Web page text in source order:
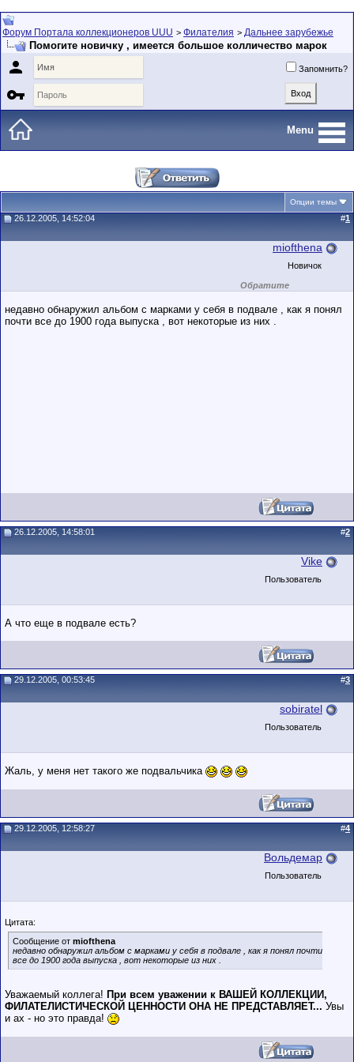
Форум Портала коллекционеров UUU > Филателия > Дальнее зарубежье
Помогите новичку , имеется большое колличество марок
 Запомнить?

Menu
Опции темы
26.12.2005, 14:52:04 #1
miofthena
Новичок
Обратите
внимание на
пользователя на
этом форуме.
недавно обнаружил альбом с марками у себя в подвале , как я понял
почти все до 1900 года выпуска , вот некоторые из них .
26.12.2005, 14:58:01 #2
Vike
Пользователь
А что еще в подвале есть?
29.12.2005, 00:53:45 #3
sobiratel
Пользователь
Жаль, у меня нет такого же подвальчика
29.12.2005, 12:58:27 #4
Вольдемар
Пользователь
Цитата:
Сообщение от miofthena
недавно обнаружил альбом с марками у себя в подвале , как я понял почти
все до 1900 года выпуска , вот некоторые из них .
Уважаемый коллега! При всем уважении к ВАШЕЙ КОЛЛЕКЦИИ,
ФИЛАТЕЛИСТИЧЕСКОЙ ЦЕННОСТИ ОНА НЕ ПРЕДСТАВЛЯЕТ... Увы
и ах - но это правда!